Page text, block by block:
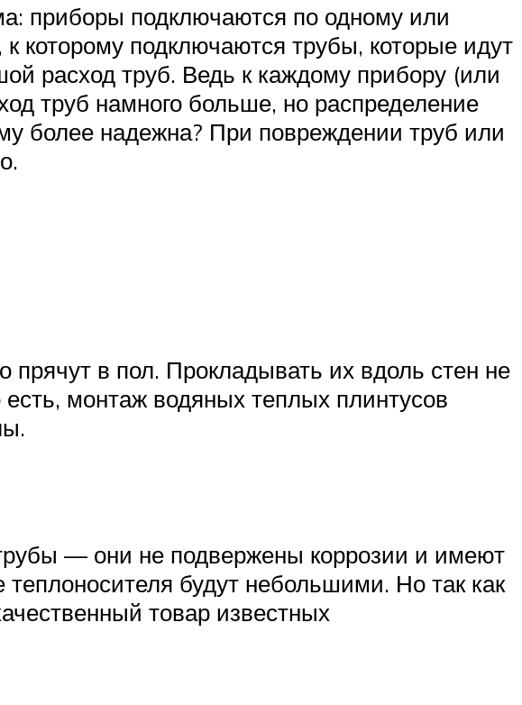
приборы подключаются по одному или
которому подключаются трубы, которые идут
расход труб. Ведь к каждому прибору (или
труб намного больше, но распределение
более надежна? При повреждении труб или
прячут в пол. Прокладывать их вдоль стен не
монтаж водяных теплых плинтусов
— они не подвержены коррозии и имеют
теплоносителя будут небольшими. Но так как
товар известных